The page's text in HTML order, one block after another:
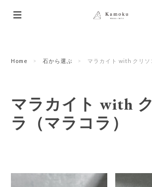
Home 石から選ぶ マラカイト with クリソ
マラカイト with
ラ（マラコラ）